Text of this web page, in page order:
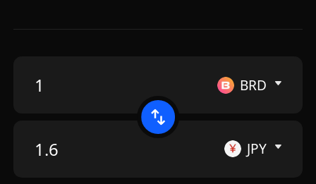
BRD
JPY